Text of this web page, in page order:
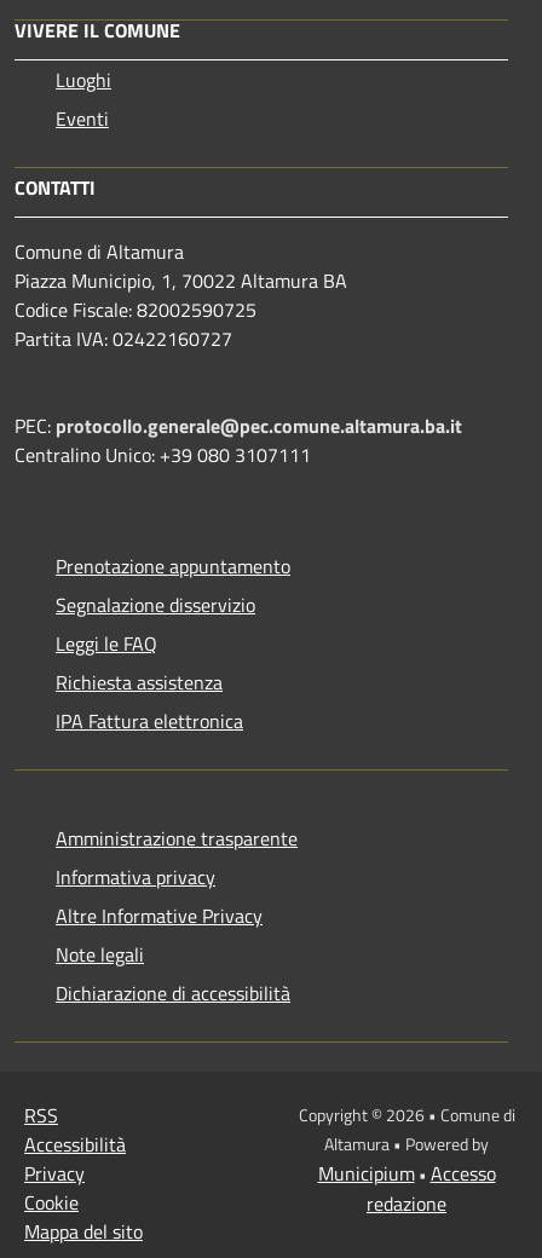
VIVERE IL COMUNE
Luoghi
Eventi
CONTATTI
Comune di Altamura
Piazza Municipio, 1, 70022 Altamura BA
Codice Fiscale: 82002590725
Partita IVA: 02422160727
PEC: protocollo.generale@pec.comune.altamura.ba.it
Centralino Unico: +39 080 3107111
Prenotazione appuntamento
Segnalazione disservizio
Leggi le FAQ
Richiesta assistenza
IPA Fattura elettronica
Amministrazione trasparente
Informativa privacy
Altre Informative Privacy
Note legali
Dichiarazione di accessibilità
RSS
Accessibilità
Privacy
Cookie
Mappa del sito
Copyright © 2026 • Comune di
Altamura • Powered by
Municipium• Accesso
redazione